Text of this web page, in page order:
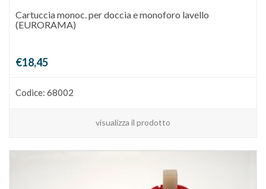
Cartuccia monoc. per doccia e monoforo lavello
(EURORAMA)
€18,45
Codice: 68002
visualizza il prodotto